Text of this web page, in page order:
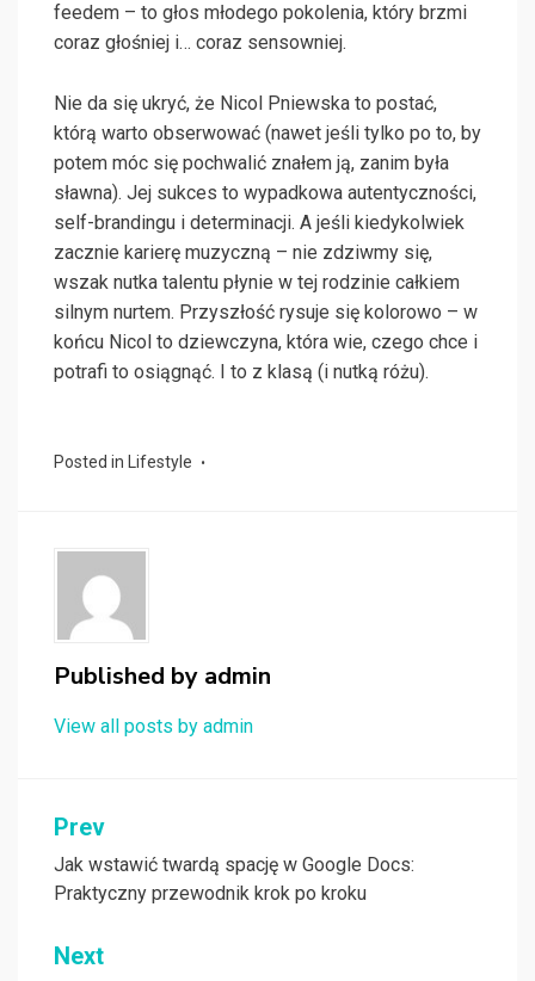
feedem – to głos młodego pokolenia, który brzmi
coraz głośniej i… coraz sensowniej.
Nie da się ukryć, że Nicol Pniewska to postać,
którą warto obserwować (nawet jeśli tylko po to, by
potem móc się pochwalić znałem ją, zanim była
sławna). Jej sukces to wypadkowa autentyczności,
self-brandingu i determinacji. A jeśli kiedykolwiek
zacznie karierę muzyczną – nie zdziwmy się,
wszak nutka talentu płynie w tej rodzinie całkiem
silnym nurtem. Przyszłość rysuje się kolorowo – w
końcu Nicol to dziewczyna, która wie, czego chce i
potrafi to osiągnąć. I to z klasą (i nutką różu).
Posted in Lifestyle
Published by admin
View all posts by admin
Nawigacja
wpisu
Prev
Jak wstawić twardą spację w Google Docs:
Praktyczny przewodnik krok po kroku
Next